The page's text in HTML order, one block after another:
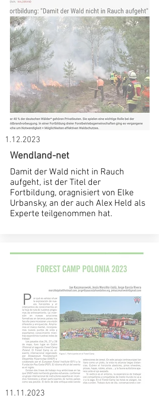
1.12.2023
Wendland-net
Damit der Wald nicht in Rauch
aufgeht, ist der Titel der
Fortbildung, oragnisiert von Elke
Urbansky, an der auch Alex Held als
Experte teilgenommen hat.
11.11.2023